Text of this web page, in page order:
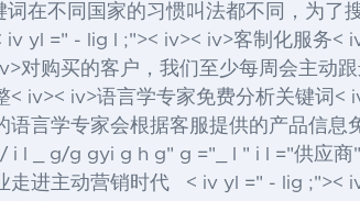
词在不同国家的习惯叫法都不同，为了
yl =" - lig l ;">< iv>< iv>客制化服务<
对购买的客户，我们至少每周会主动
< iv>< iv>语言学专家免费分析关键词
语言学专家会根据客服提供的产品信
i l _ g/g gyi g h g" g ="_ l " i l ="供应商
走进主动营销时代
< iv yl =" - lig ;"><